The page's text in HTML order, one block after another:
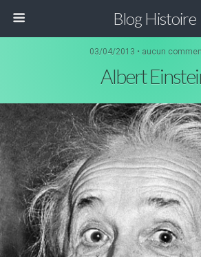
Blog Histoire
03/04/2013 • aucun
Albert